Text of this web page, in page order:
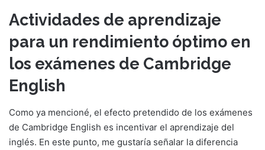
Actividades de aprendizaje
para un rendimiento óptimo en
los exámenes de Cambridge
English
Como ya mencioné, el efecto pretendido de los exámenes
de Cambridge English es incentivar el aprendizaje del
inglés. En este punto, me gustaría señalar la diferencia